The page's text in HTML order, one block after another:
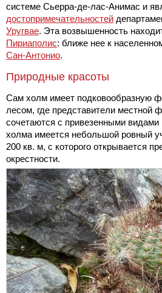
системе Сьерра-де-лас-Анимас и
достопримечательностей
Уругвае. Эта возвышенность
Пириаполис: ближе нее к
Сан-Антонио.
Природные красоты
Сам холм имеет подковообразную
лесом, где представители местной
сочетаются с привезенными
холма имеется небольшой ровный
200 кв. м, с которого открывается
окрестности.